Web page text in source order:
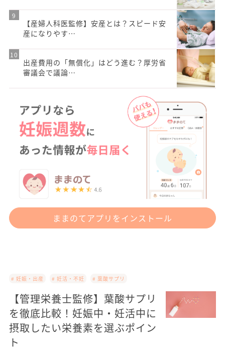
【産婦人科医監修】安産とは？スピード安
産になりやす…
出産費用の「無償化」はどう進む？厚労省
審議会で議論…
ままのてアプリをインストール
# 妊娠・出産 # 妊活・不妊 # 葉酸サプリ
【管理栄養士監修】葉酸サプリ
を徹底比較！妊娠中・妊活中に
摂取したい栄養素を選ぶポイン
ト